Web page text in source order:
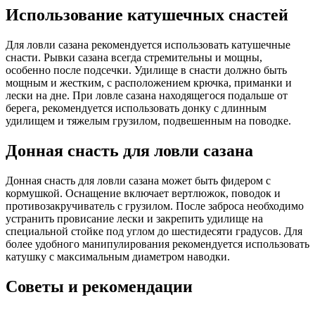
Использование катушечных снастей
Для ловли сазана рекомендуется использовать катушечные
снасти. Рывки сазана всегда стремительны и мощны,
особенно после подсечки. Удилище в снасти должно быть
мощным и жестким, с расположением крючка, приманки и
лески на дне. При ловле сазана находящегося подальше от
берега, рекомендуется использовать донку с длинным
удилищем и тяжелым грузилом, подвешенным на поводке.
Донная снасть для ловли сазана
Донная снасть для ловли сазана может быть фидером с
кормушкой. Оснащение включает вертлюжок, поводок и
противозакручиватель с грузилом. После заброса необходимо
устранить провисание лески и закрепить удилище на
специальной стойке под углом до шестидесяти градусов. Для
более удобного манипулирования рекомендуется использовать
катушку с максимальным диаметром наводки.
Советы и рекомендации